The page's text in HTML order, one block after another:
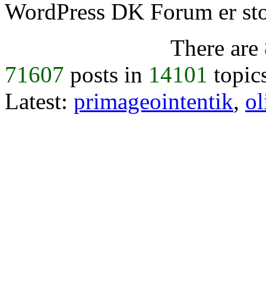
WordPress DK Forum er
There are
71607 posts in 14101
Latest: primageointentik,